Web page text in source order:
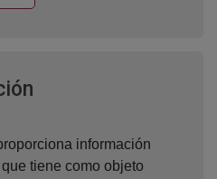
información
tiene como objeto